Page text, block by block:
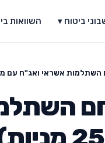
ביטוח ▾ השוואות
אשראי ואג"ח עם מניות (עד